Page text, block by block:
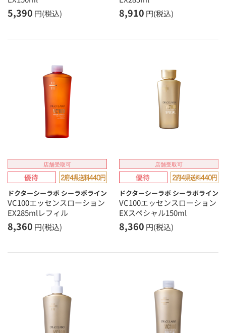
5,390 円(税込) 8,910 円(税込)
店舗受取可
ドクターシーラボ シーラボライン
VC100エッセンスローション
EX285mlレフィル
8,360 円(税込)
店舗受取可
ドクターシーラボ シーラボライン
VC100エッセンスローション
EXスペシャル150ml
8,360 円(税込)